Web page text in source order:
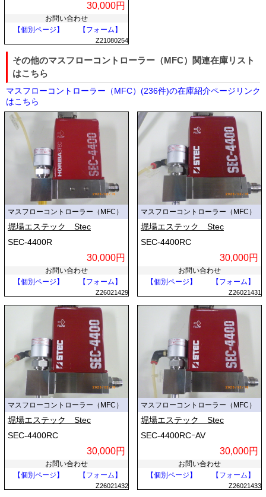
30,000円
お問い合わせ
【個別ページ】
【フォーム】
Z21080254
その他のマスフローコントローラー（MFC）関連在庫リスト
はこちら
マスフローコントローラー（MFC）(236件)の在庫紹介ページリンク
はこちら
マスフローコントローラー（MFC）
堀場エステック Stec
SEC-4400R
30,000円
お問い合わせ
【個別ページ】
【フォーム】
Z26021429
マスフローコントローラー（MFC）
堀場エステック Stec
SEC-4400RC
30,000円
お問い合わせ
【個別ページ】
【フォーム】
Z26021431
マスフローコントローラー（MFC）
堀場エステック Stec
SEC-4400RC
30,000円
お問い合わせ
【個別ページ】
【フォーム】
Z26021432
マスフローコントローラー（MFC）
堀場エステック Stec
SEC-4400RCｰAV
30,000円
お問い合わせ
【個別ページ】
【フォーム】
Z26021433